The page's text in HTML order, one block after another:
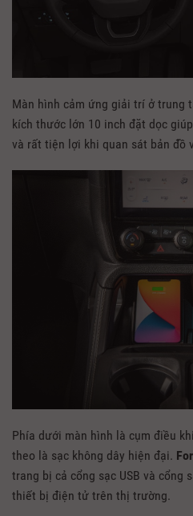
Màn hình cảm ứng giải trí ở trung
kích thước lớn 10 inch đặt dọc
và rất tiện lợi khi quan sát bản đồ
Phía dưới màn hình là cụm điều
theo là sạc không dây hiện đại.
trang bị cả cổng sạc USB và cổng
thiết bị điện tử trên thị trường.